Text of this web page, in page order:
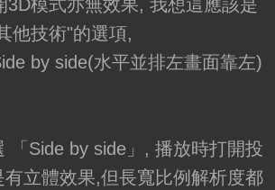
3D模式亦無效果, 我想這應該是
他技術"的選項,
by side(水平並排左畫面靠左)
「Side by side」, 播放時打開投
立體效果,但長寬比例解析度都